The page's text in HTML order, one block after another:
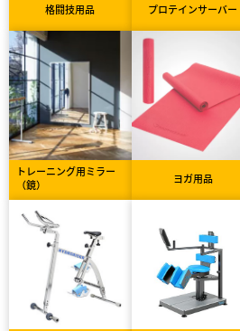
格闘技用品 プロテインサーバー
トレーニング用ミラー
（鏡）
ヨガ用品